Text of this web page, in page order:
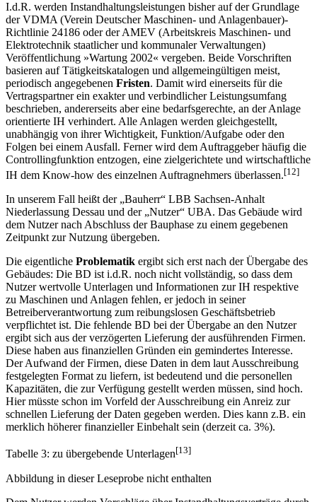
I.d.R. werden Instandhaltungsleistungen bisher auf der Grundlage
der VDMA (Verein Deutscher Maschinen- und Anlagenbauer)-
Richtlinie 24186 oder der AMEV (Arbeitskreis Maschinen- und
Elektrotechnik staatlicher und kommunaler Verwaltungen)
Veröffentlichung »Wartung 2002« vergeben. Beide Vorschriften
basieren auf Tätigkeitskatalogen und allgemeingültigen meist,
periodisch angegebenen Fristen. Damit wird einerseits für die
Vertragspartner ein exakter und verbindlicher Leistungsumfang
beschrieben, andererseits aber eine bedarfsgerechte, an der Anlage
orientierte IH verhindert. Alle Anlagen werden gleichgestellt,
unabhängig von ihrer Wichtigkeit, Funktion/Aufgabe oder den
Folgen bei einem Ausfall. Ferner wird dem Auftraggeber häufig die
Controllingfunktion entzogen, eine zielgerichtete und wirtschaftliche
IH dem Know-how des einzelnen Auftragnehmers überlassen.[12]
In unserem Fall heißt der „Bauherr“ LBB Sachsen-Anhalt
Niederlassung Dessau und der „Nutzer“ UBA. Das Gebäude wird
dem Nutzer nach Abschluss der Bauphase zu einem gegebenen
Zeitpunkt zur Nutzung übergeben.
Die eigentliche Problematik ergibt sich erst nach der Übergabe des
Gebäudes: Die BD ist i.d.R. noch nicht vollständig, so dass dem
Nutzer wertvolle Unterlagen und Informationen zur IH respektive
zu Maschinen und Anlagen fehlen, er jedoch in seiner
Betreiberverantwortung zum reibungslosen Geschäftsbetrieb
verpflichtet ist. Die fehlende BD bei der Übergabe an den Nutzer
ergibt sich aus der verzögerten Lieferung der ausführenden Firmen.
Diese haben aus finanziellen Gründen ein gemindertes Interesse.
Der Aufwand der Firmen, diese Daten in dem laut Ausschreibung
festgelegten Format zu liefern, ist bedeutend und die personellen
Kapazitäten, die zur Verfügung gestellt werden müssen, sind hoch.
Hier müsste schon im Vorfeld der Ausschreibung ein Anreiz zur
schnellen Lieferung der Daten gegeben werden. Dies kann z.B. ein
merklich höherer finanzieller Einbehalt sein (derzeit ca. 3%).
Tabelle 3: zu übergebende Unterlagen[13]
Abbildung in dieser Leseprobe nicht enthalten